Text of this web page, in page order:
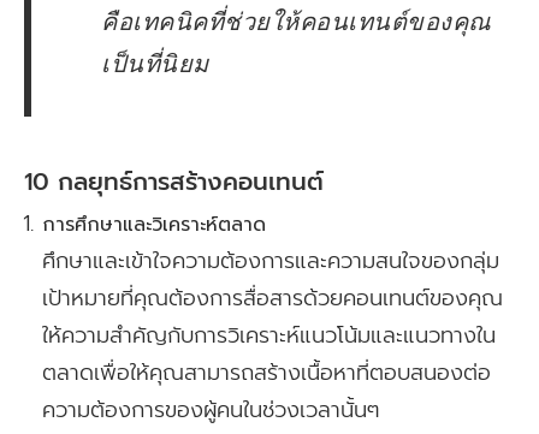
คือเทคนิคที่ช่วยให้คอนเทนต์ของคุณ
เป็นที่นิยม
10 กลยุทธ์การสร้างคอนเทนต์
การศึกษาและวิเคราะห์ตลาด
ศึกษาและเข้าใจความต้องการและความสนใจของกลุ่ม
เป้าหมายที่คุณต้องการสื่อสารด้วยคอนเทนต์ของคุณ
ให้ความสำคัญกับการวิเคราะห์แนวโน้มและแนวทางใน
ตลาดเพื่อให้คุณสามารถสร้างเนื้อหาที่ตอบสนองต่อ
ความต้องการของผู้คนในช่วงเวลานั้นๆ